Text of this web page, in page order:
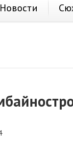
Новости